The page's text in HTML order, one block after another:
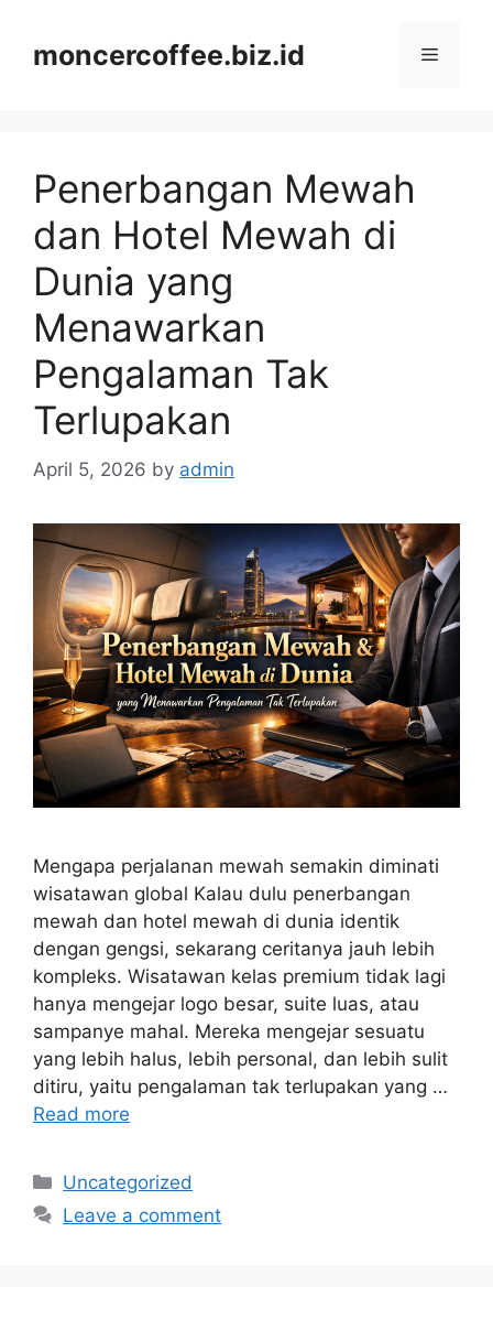
contentmoncercoffee.biz.id Menu
Penerbangan Mewah
dan Hotel Mewah di
Dunia yang
Menawarkan
Pengalaman Tak
Terlupakan
April 5, 2026 by admin
Mengapa perjalanan mewah semakin diminati
wisatawan global Kalau dulu penerbangan
mewah dan hotel mewah di dunia identik
dengan gengsi, sekarang ceritanya jauh lebih
kompleks. Wisatawan kelas premium tidak lagi
hanya mengejar logo besar, suite luas, atau
sampanye mahal. Mereka mengejar sesuatu
yang lebih halus, lebih personal, dan lebih sulit
ditiru, yaitu pengalaman tak terlupakan yang …
Read more
Categories
Uncategorized
Leave a comment